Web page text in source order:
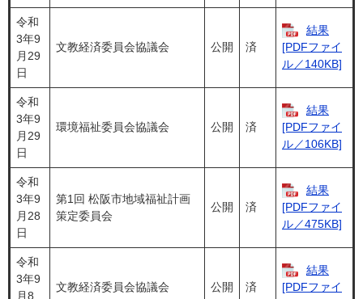
令和
3年9
月29
日
文教経済委員会協議会 公開 済
結果
[PDFファイ
ル／140KB]
令和
3年9
月29
日
環境福祉委員会協議会 公開 済
結果
[PDFファイ
ル／106KB]
令和
3年9
月28
日
第1回 松阪市地域福祉計画
策定委員会
公開 済
結果
[PDFファイ
ル／475KB]
令和
3年9
月8
文教経済委員会協議会 公開 済
結果
[PDFファイ